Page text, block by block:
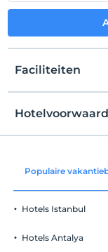
Faciliteiten
Check in
Uitchecken
Voor 12:00
huisdier
Populaire
Hotels Istanbul
Hotels Antalya